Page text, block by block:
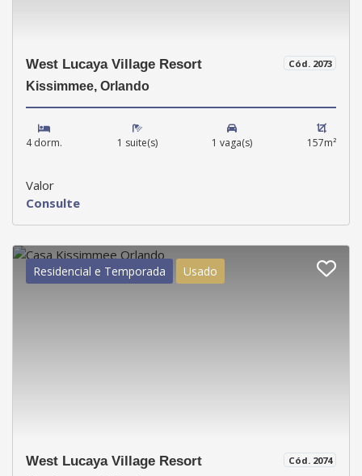
Cód. 2073
West Lucaya Village Resort
Kissimmee, Orlando
4 dorm. 1 suite(s) 1 vaga(s) 157m²
Valor
Consulte
Residencial e Temporada Usado
Cód. 2074
West Lucaya Village Resort